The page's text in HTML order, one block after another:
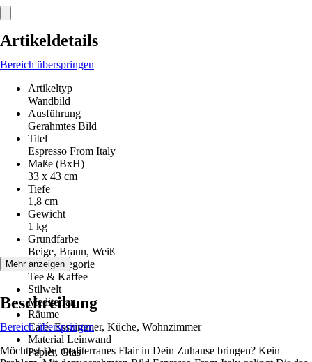
Artikeldetails
Bereich überspringen
Artikeltyp
Wandbild
Ausführung
Gerahmtes Bild
Titel
Espresso From Italy
Maße (BxH)
33 x 43 cm
Tiefe
1,8 cm
Gewicht
1 kg
Grundfarbe
Beige, Braun, Weiß
Motivkategorie
Tee & Kaffee
Stilwelt
Mediterran
Räume
Café, Esszimmer, Küche, Wohnzimmer
Material Leinwand
Papier, Glas
Mehr anzeigen
Beschreibung
Bereich überspringen
Möchtest Du mediterranes Flair in Dein Zuhause bringen? Kein